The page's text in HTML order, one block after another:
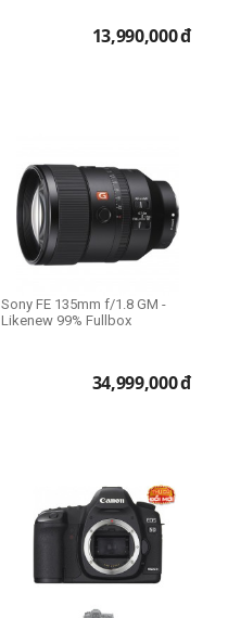
13,990,000đ
Sony FE 135mm f/1.8 GM -
Likenew 99% Fullbox
34,999,000đ